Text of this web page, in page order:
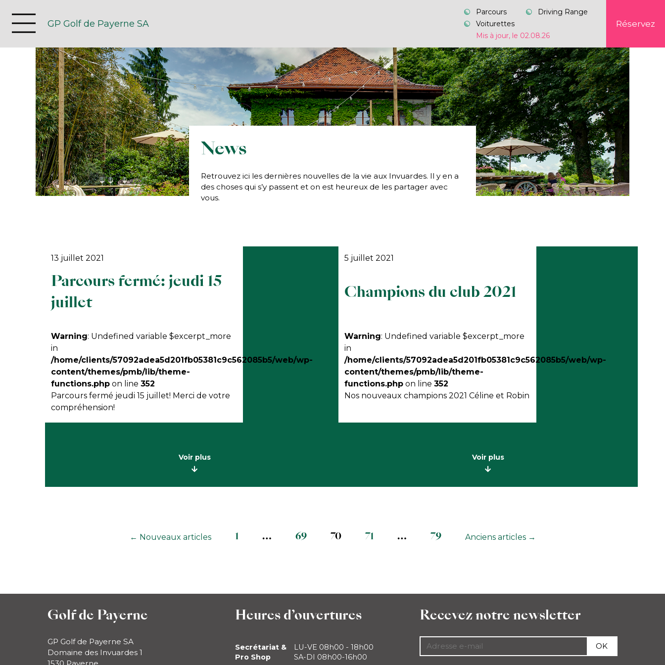
GP Golf de Payerne SA
Parcours
Driving Range
Voiturettes
Mis à jour, le 02.08.26
Réservez
News
Retrouvez ici les dernières nouvelles de la vie aux Invuardes. Il y en a
des choses qui s’y passent et on est heureux de les partager avec
vous.
13 juillet 2021
Parcours fermé: jeudi 15
juillet
Warning: Undefined variable $excerpt_more
in
/home/clients/57092adea5d201fb05381c9c562085b5/web/wp-
content/themes/pmb/lib/theme-
functions.phpon line 352
Parcours fermé jeudi 15 juillet! Merci de votre
compréhension!
Voir plus
5 juillet 2021
Champions du club 2021
Warning: Undefined variable $excerpt_more
in
/home/clients/57092adea5d201fb05381c9c562085b5/web/wp-
content/themes/pmb/lib/theme-
functions.php on line 352
Nos nouveaux champions 2021 Céline et Robin
Voir plus
← Nouveaux articles 1 … 69 70 71 … 79 Anciens articles →
Golf de Payerne
GP Golf de Payerne SA
Domaine des Invuardes 1
Heures d’ouvertures
Secrétariat &
Pro Shop
LU-VE 08h00 - 18h00
SA-DI 08h00-16h00
Recevez notre newsletter
OK